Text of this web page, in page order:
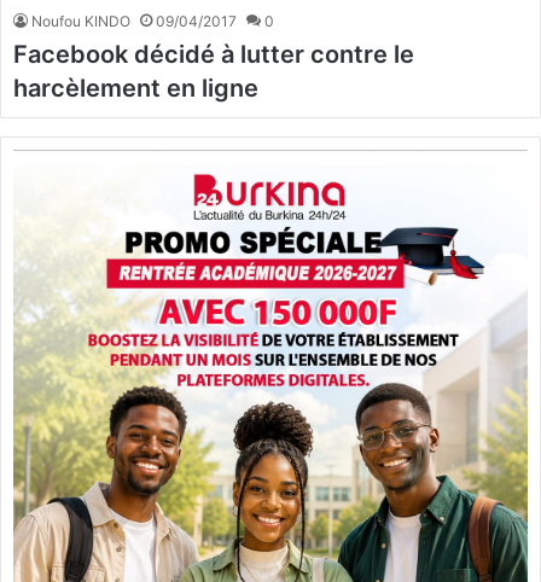
Noufou KINDO 09/04/2017 0
Facebook décidé à lutter contre le
harcèlement en ligne